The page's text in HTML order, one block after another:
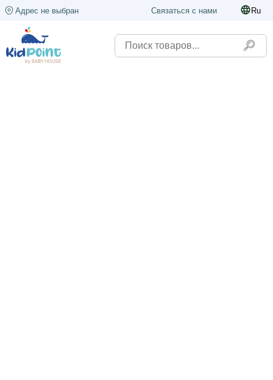
Адрес не выбран Связаться с нами Ru